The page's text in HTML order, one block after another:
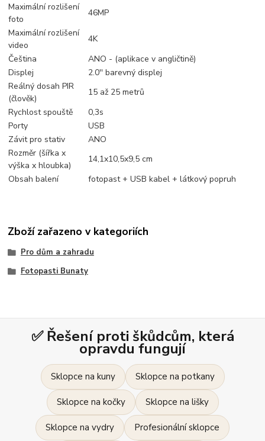
Maximální rozlišení
foto
46MP
Maximální rozlišení
video
4K
Čeština
ANO - (aplikace v angličtině)
Displej
2.0'' barevný displej
Reálný dosah PIR
(člověk)
15 až 25 metrů
Rychlost spouště
0,3s
Porty
USB
Závit pro stativ
ANO
Rozměr (šířka x
výška x hloubka)
14,1x10,5x9,5 cm
Obsah balení
fotopast + USB kabel + látkový popruh
Zboží zařazeno v kategoriích
Pro dům a zahradu
Fotopasti Bunaty
✅ Řešení proti škůdcům, která
opravdu fungují
Sklopce na kuny Sklopce na potkany
Sklopce na kočky Sklopce na lišky
Sklopce na vydry Profesionální sklopce